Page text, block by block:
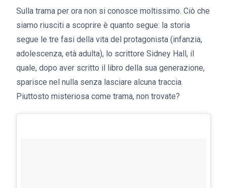
Sulla trama per ora non si conosce moltissimo. Ciò che
siamo riusciti a scoprire è quanto segue: la storia
segue le tre fasi della vita del protagonista (infanzia,
adolescenza, età adulta), lo scrittore Sidney Hall, il
quale, dopo aver scritto il libro della sua generazione,
sparisce nel nulla senza lasciare alcuna traccia.
Piuttosto misteriosa come trama, non trovate?